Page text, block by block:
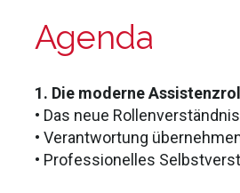
Agenda
1. Die moderne
• Das neue
• Verantwortung
• Professionelles